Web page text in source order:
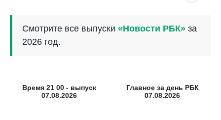
Смотрите все выпуски «Новости РБК» за
2026 год.
Время 21 00 - выпуск
07.08.2026
Главное за день РБК
07.08.2026